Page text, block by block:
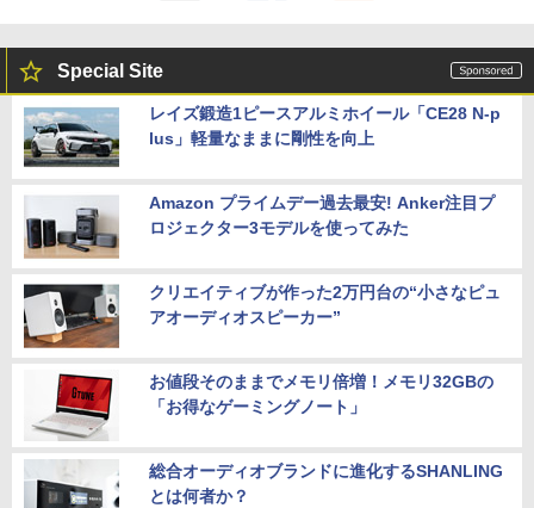
Special Site
レイズ鍛造1ピースアルミホイール「CE28 N-p
lus」軽量なままに剛性を向上
Amazon プライムデー過去最安! Anker注目プ
ロジェクター3モデルを使ってみた
クリエイティブが作った2万円台の“小さなピュ
アオーディオスピーカー”
お値段そのままでメモリ倍増！メモリ32GBの
「お得なゲーミングノート」
総合オーディオブランドに進化するSHANLING
とは何者か？